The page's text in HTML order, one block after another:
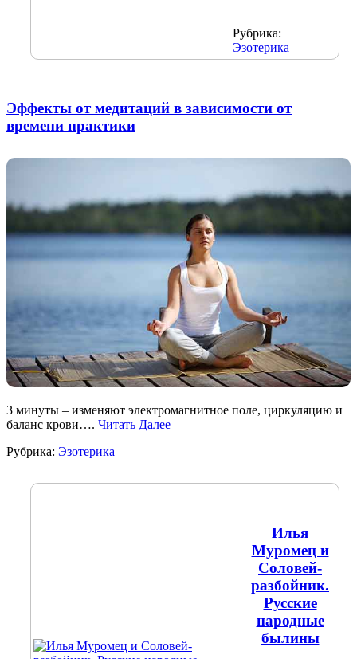
Рубрика:
Эзотерика
Эффекты от медитаций в зависимости от
времени практики
3 минуты – изменяют электромагнитное поле, циркуляцию и
баланс крови…. Читать Далее
Рубрика: Эзотерика
Илья
Муромец и
Соловей-
разбойник.
Русские
народные
былины